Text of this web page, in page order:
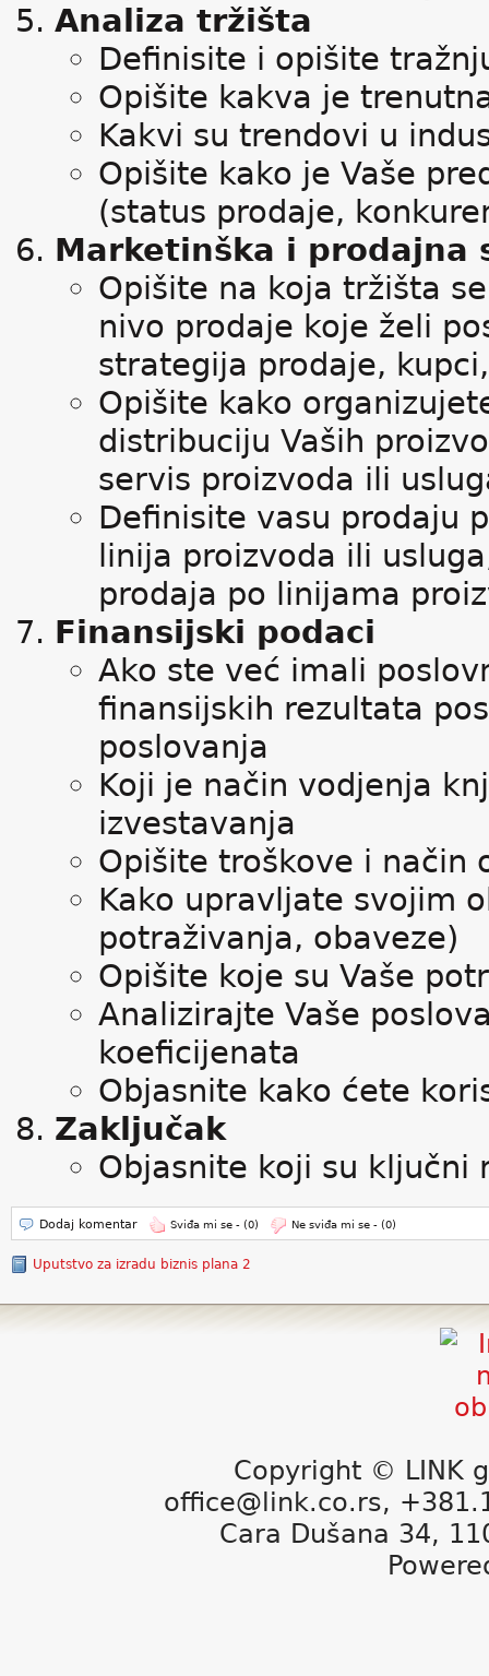
Analiza tržišta
Definisite i opišite
Opišite kakva je
Kakvi su trendovi u
Opišite kako je Vaše
(status prodaje,
Marketinška i prodajna
Opišite na koja tržišta
nivo prodaje koje želi
strategija prodaje,
Opišite kako
distribuciju Vaših
servis proizvoda ili
Definisite vasu prodaju
linija proizvoda ili
prodaja po linijama
Finansijski podaci
Ako ste već imali
finansijskih rezultata
poslovanja
Koji je način vodjenja
izvestavanja
Opišite troškove i način
Kako upravljate svojim
potraživanja, obaveze)
Opišite koje su Vaše
Analizirajte Vaše
koeficijenata
Objasnite kako ćete
Zaključak
Objasnite koji su ključni
Dodaj komentar Sviđa mi se - (0) Ne sviđa mi se - (0)
Uputstvo za izradu biznis plana 2
Copyright © LINK
office@link.co.rs,
Cara Dušana 34,